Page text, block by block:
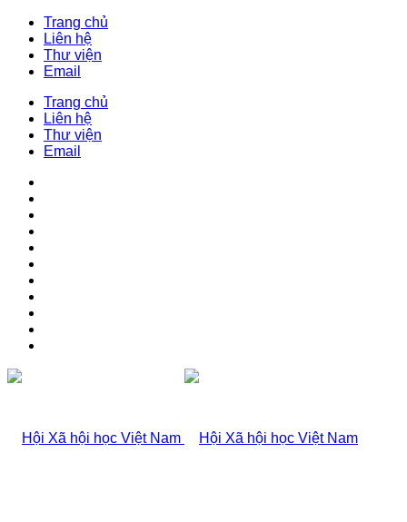
Trang chủ
Liên hệ
Thư viện
Email
Trang chủ
Liên hệ
Thư viện
Email